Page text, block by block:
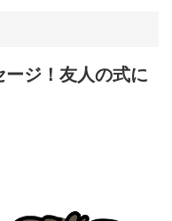
ジ！友人の式に